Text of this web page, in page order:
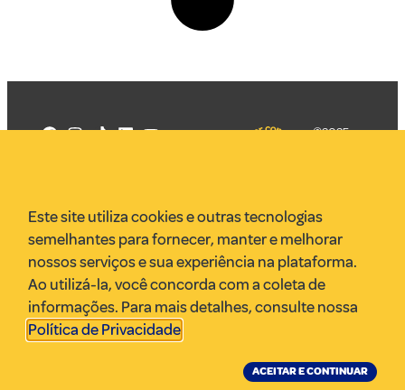
VR Assessoria
Parcerias
Envie uma pauta
Anuncie
©2025
Este site utiliza cookies e outras tecnologias
semelhantes para fornecer, manter e melhorar
nossos serviços e sua experiência na plataforma.
Ao utilizá-la, você concorda com a coleta de
informações. Para mais detalhes, consulte nossa
Política de Privacidade.
ACEITAR E CONTINUAR